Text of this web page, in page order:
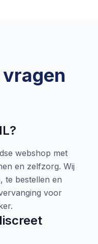
webshop met
en zelfzorg. Wij
te bestellen en
voor